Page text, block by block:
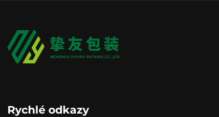
Rychlé odkazy